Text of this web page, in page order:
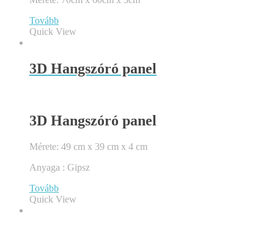
Tovább
Quick View
3D Hangszóró panel
3D Hangszóró panel
Mérete: 49 cm x 39 cm x 4 cm
Anyaga : Gipsz
Tovább
Quick View